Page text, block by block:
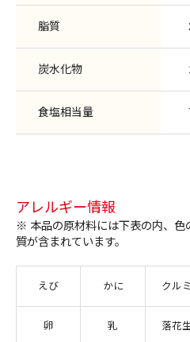
脂質
炭水化物
食塩相当量
アレルギー情報
※ 本品の原材料には下表の内、色
質が含まれています。
えび かに クルミ
卵 乳 落花